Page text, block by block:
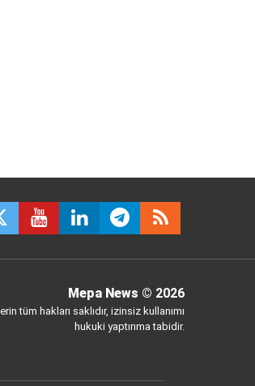
Mepa News © 2026
tüm hakları saklıdır, izinsiz kullanımı
hukuki yaptırıma tabidir.